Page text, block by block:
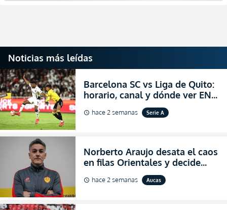
Noticias más leídas
Barcelona SC vs Liga de Quito:
horario, canal y dónde ver EN
VIVO la Fecha 22 de la LigaPro
2026
schedule hace 2 semanas Serie A
Norberto Araujo desata el caos
en filas Orientales y decide
abandonar la dirección técnica
de Aucas
schedule hace 2 semanas Aucas